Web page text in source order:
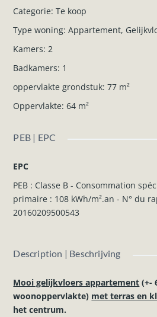
Categorie: Te koop
Type woning: Appartement,
Kamers: 2
Badkamers: 1
oppervlakte grondstuk: 77 m²
Oppervlakte: 64 m²
PEB | EPC
EPC
PEB : Classe B - Consommation
primaire : 108 kWh/m².an - N° du
20160209500543
Description | Beschrijving
Mooi gelijkvloers appartement (+-
woonoppervlakte) met terras en
het centrum.